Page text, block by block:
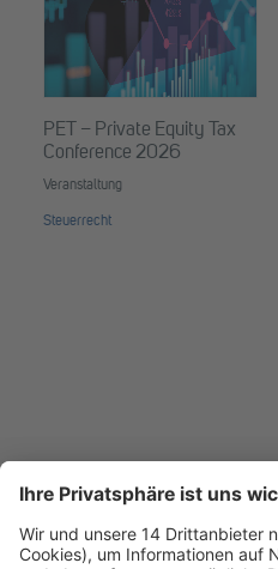
PET – Private Equity Tax
Conference 2026
Veranstaltung
Steuerrecht